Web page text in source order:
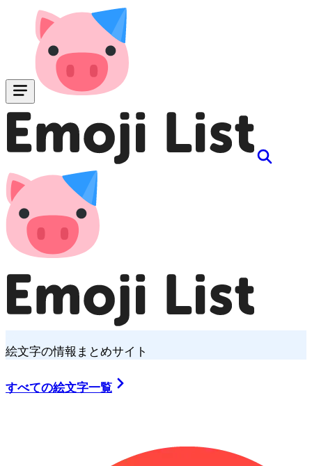
絵文字の情報まとめサイト
すべての絵文字一覧